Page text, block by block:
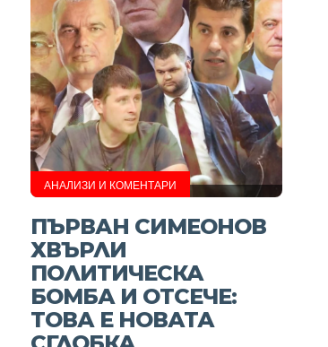
АНАЛИЗИ И КОМЕНТАРИ
ПЪРВАН СИМЕОНОВ
ХВЪРЛИ
ПОЛИТИЧЕСКА
БОМБА И ОТСЕЧЕ:
ТОВА Е НОВАТА